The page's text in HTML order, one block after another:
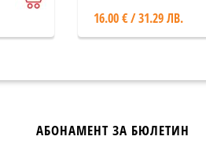
16.00 € / 31.29 ЛВ.
АБОНАМЕНТ ЗА БЮЛЕТИН